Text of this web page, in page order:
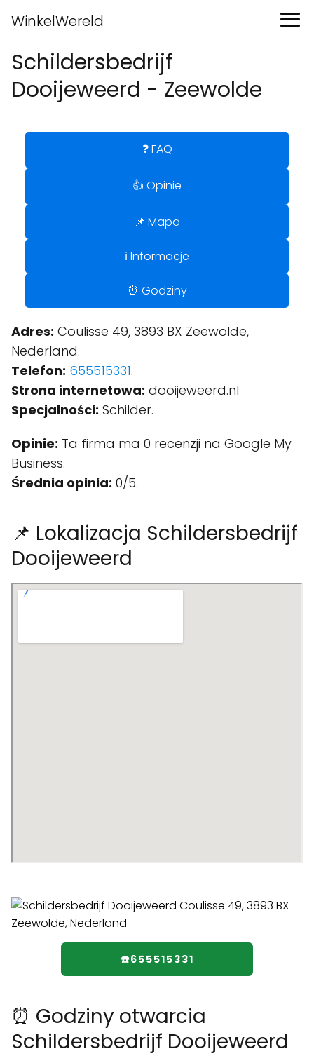
WinkelWereld
Schildersbedrijf
Dooijeweerd - Zeewolde
❓ FAQ
👍 Opinie
📌 Mapa
ℹ️ Informacje
⏰ Godziny
Adres: Coulisse 49, 3893 BX Zeewolde,
Nederland.
Telefon: 655515331.
Strona internetowa: dooijeweerd.nl
Specjalności: Schilder.
Opinie: Ta firma ma 0 recenzji na Google My
Business.
Średnia opinia: 0/5.
📌 Lokalizacja Schildersbedrijf
Dooijeweerd
☎️655515331
⏰ Godziny otwarcia
Schildersbedrijf Dooijeweerd